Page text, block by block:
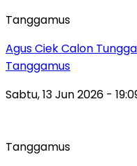
Tanggamus
Agus Ciek Calon
Tanggamus
Sabtu, 13 Jun 2026 -
Tanggamus